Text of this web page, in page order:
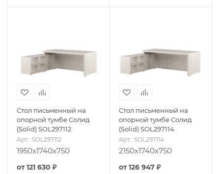
Стол письменный на
опорной тумбе Солид
(Solid) SOL297112
Арт.: SOL297112
1950x1740x750
от121 630 ₽
Стол письменный на
опорной тумбе Солид
(Solid) SOL297114
Арт.: SOL297114
2150x1740x750
от126 947 ₽